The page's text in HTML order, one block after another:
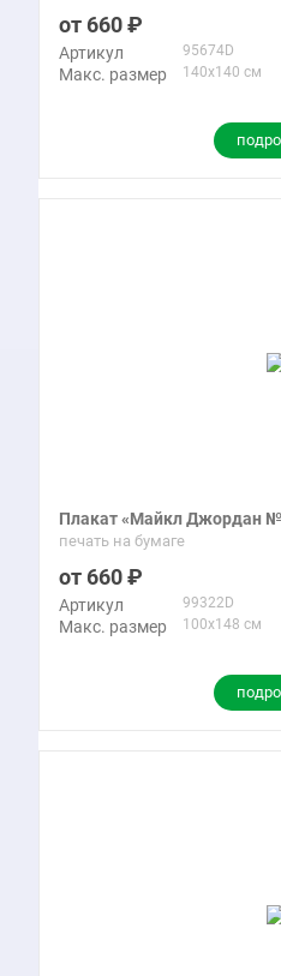
660
Артикул 95674D
Макс. размер 140x140 см
Плакат «Майкл Джордан
печать на бумаге
660
Артикул 99322D
Макс. размер 100x148 см